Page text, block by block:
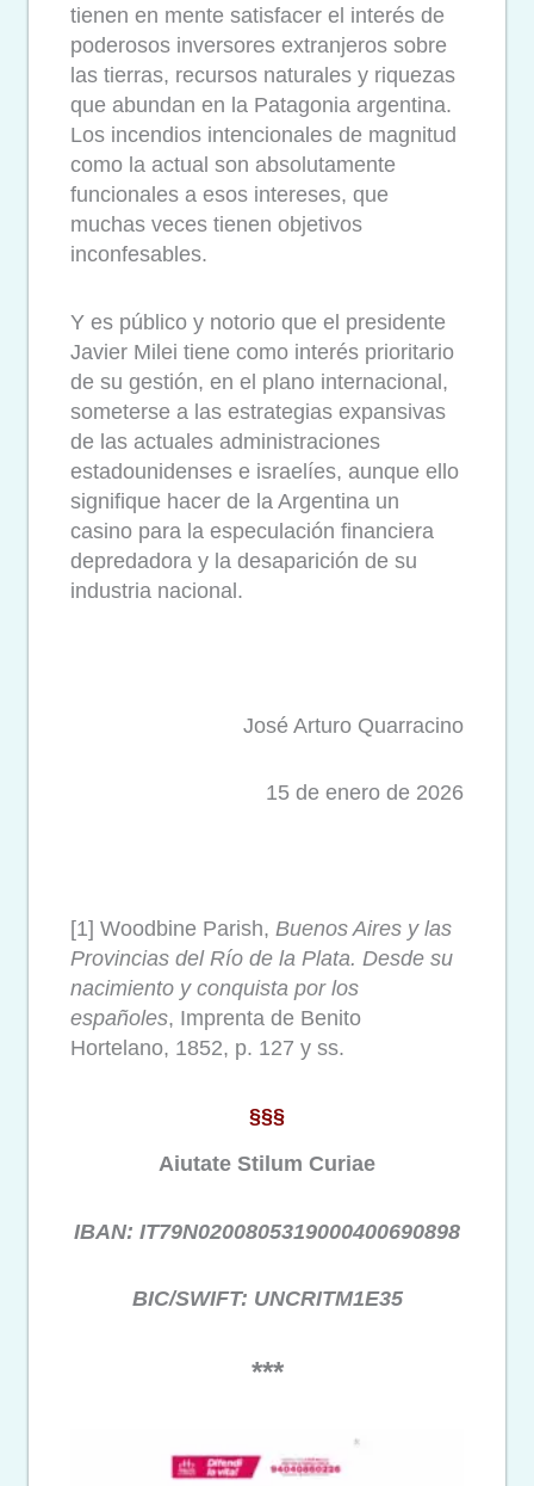
tienen en mente satisfacer el interés de
poderosos inversores extranjeros sobre
las tierras, recursos naturales y riquezas
que abundan en la Patagonia argentina.
Los incendios intencionales de magnitud
como la actual son absolutamente
funcionales a esos intereses, que
muchas veces tienen objetivos
inconfesables.
Y es público y notorio que el presidente
Javier Milei tiene como interés prioritario
de su gestión, en el plano internacional,
someterse a las estrategias expansivas
de las actuales administraciones
estadounidenses e israelíes, aunque ello
signifique hacer de la Argentina un
casino para la especulación financiera
depredadora y la desaparición de su
industria nacional.
José Arturo Quarracino
15 de enero de 2026
[1] Woodbine Parish, Buenos Aires y las
Provincias del Río de la Plata. Desde su
nacimiento y conquista por los
españoles, Imprenta de Benito
Hortelano, 1852, p. 127 y ss.
§§§
Aiutate Stilum Curiae
IBAN: IT79N0200805319000400690898
BIC/SWIFT: UNCRITM1E35
***